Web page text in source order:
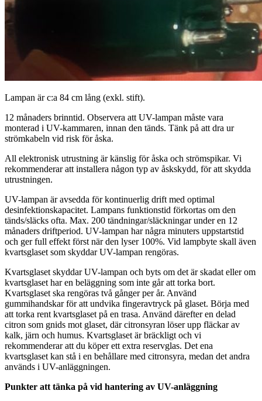
Lampan är c:a 84 cm lång (exkl. stift).
12 månaders brinntid. Observera att UV-lampan måste vara
monterad i UV-kammaren, innan den tänds. Tänk på att dra ur
strömkabeln vid risk för åska.
All elektronisk utrustning är känslig för åska och strömspikar. Vi
rekommenderar att installera någon typ av åskskydd, för att skydda
utrustningen.
UV-lampan är avsedda för kontinuerlig drift med optimal
desinfektionskapacitet. Lampans funktionstid förkortas om den
tänds/släcks ofta. Max. 200 tändningar/släckningar under en 12
månaders driftperiod. UV-lampan har några minuters uppstartstid
och ger full effekt först när den lyser 100%. Vid lampbyte skall även
kvartsglaset som skyddar UV-lampan rengöras.
Kvartsglaset skyddar UV-lampan och byts om det är skadat eller om
kvartsglaset har en beläggning som inte går att torka bort.
Kvartsglaset ska rengöras två gånger per år. Använd
gummihandskar för att undvika fingeravtryck på glaset. Börja med
att torka rent kvartsglaset på en trasa. Använd därefter en delad
citron som gnids mot glaset, där citronsyran löser upp fläckar av
kalk, järn och humus. Kvartsglaset är bräckligt och vi
rekommenderar att du köper ett extra reservglas. Det ena
kvartsglaset kan stå i en behållare med citronsyra, medan det andra
används i UV-anläggningen.
Punkter att tänka på vid hantering av UV-anläggning